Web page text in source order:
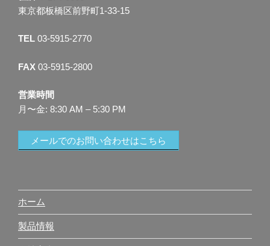
東京都板橋区前野町1-33-15
TEL 03-5915-2770
FAX 03-5915-2800
営業時間
月〜金: 8:30 AM – 5:30 PM
メールでのお問い合わせはこちら
ホーム
製品情報